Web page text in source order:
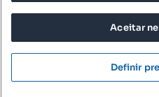
© 2026
TERMOS DE
POLÍTICA DE
Aceitar
Definir